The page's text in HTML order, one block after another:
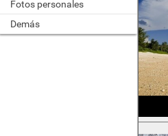
Fotos personales
Demás